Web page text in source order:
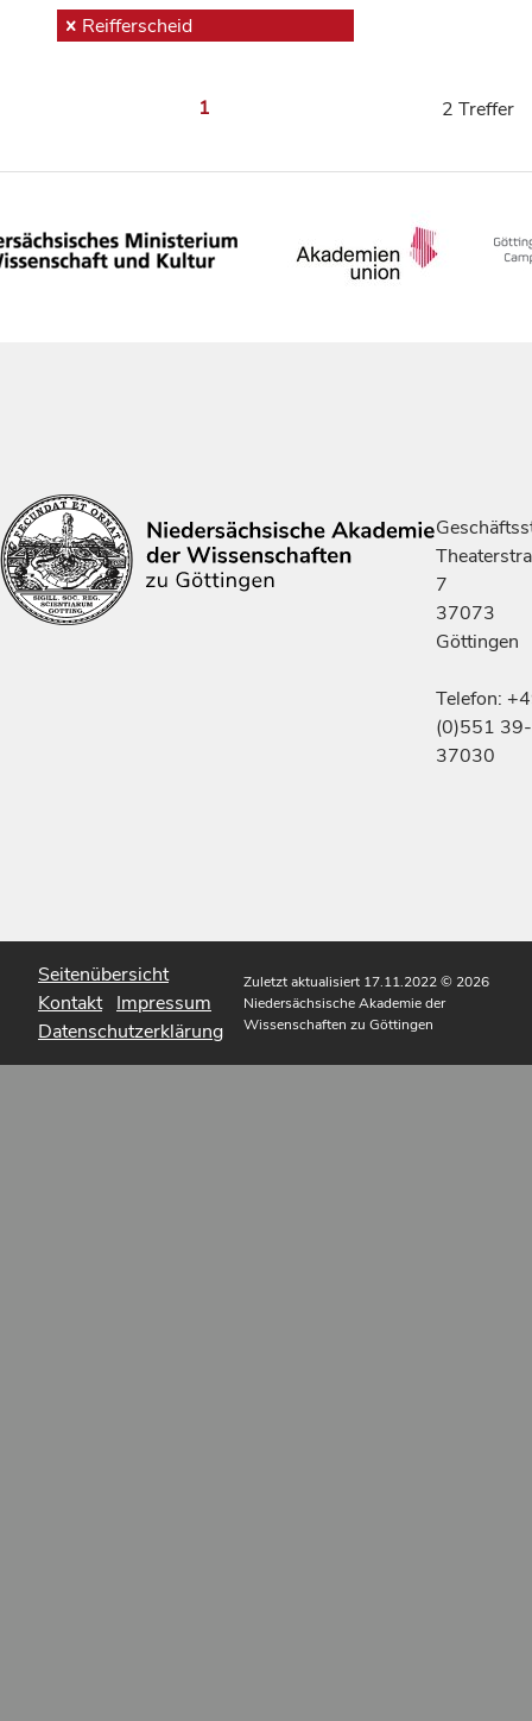
Reifferscheid
1 2 Treffer
7
37073
Göttingen
Telefon:
(0)551 39-
37030
Seitenübersicht
Kontakt Impressum
Datenschutzerklärung
Zuletzt aktualisiert 17.11.2022© 2026
Niedersächsische Akademie der
Wissenschaften zu Göttingen